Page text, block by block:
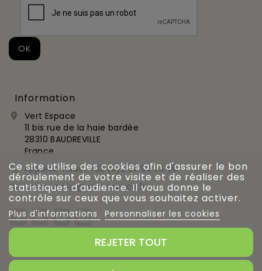
Information

Vert Espace
11 bis rue de la haie bardée
28310 BAUDREVILLE
France
 Appelez-nous :+33 (0)2 37 99 54 56
 commercial@vert-espace.fr
Ce site utilise des cookies afin d'assurer le bon
déroulement de votre visite et de réaliser des
statistiques d'audience. Il vous donne le
contrôle sur ceux que vous souhaitez activer.
Plus d'informations Personnaliser les cookies
REJETER TOUT